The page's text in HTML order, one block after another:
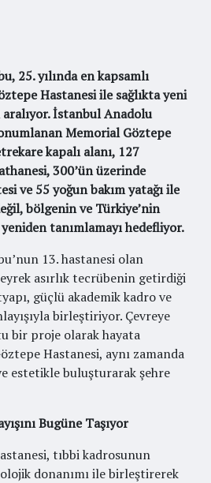
25. yılında en kapsamlı
Hastanesi ile sağlıkta yeni
aralıyor. İstanbul Anadolu
Memorial Göztepe
kapalı alanı, 127
300’ün üzerinde
ve 55 yoğun bakım yatağı ile
bölgenin ve Türkiye’nin
tanımlamayı hedefliyor.
13. hastanesi olan
asırlık tecrübenin getirdiği
güçlü akademik kadro ve
birleştiriyor. Çevreye
bir proje olarak hayata
Hastanesi, aynı zamanda
estetikle buluşturarak şehre
Bugüne Taşıyor
tıbbi kadrosunun
donanımı ile birleştirerek